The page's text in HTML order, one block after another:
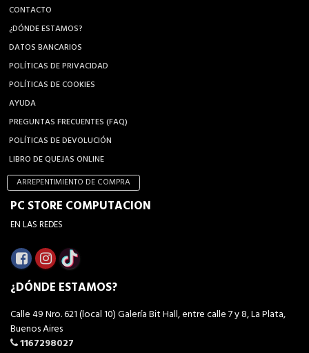
CONTACTO
¿DÓNDE ESTAMOS?
DATOS BANCARIOS
POLÍTICAS DE PRIVACIDAD
POLÍTICAS DE COOKIES
AYUDA
PREGUNTAS FRECUENTES (FAQ)
POLÍTICAS DE DEVOLUCIÓN
LIBRO DE QUEJAS ONLINE
ARREPENTIMIENTO DE COMPRA
PC STORE COMPUTACION
EN LAS REDES
¿DÓNDE ESTAMOS?
Calle 49 Nro. 621 (local 10) Galería Bit Hall, entre calle 7 y 8, La Plata,
Buenos Aires
1167298027